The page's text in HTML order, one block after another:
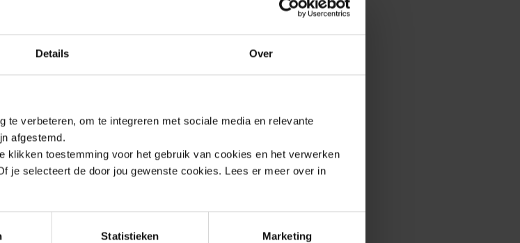
Details Over
te verbeteren, om te integreren met sociale media en relevante
afgestemd.
klikken toestemming voor het gebruik van cookies en het verwerken
je selecteert de door jou gewenste cookies. Lees er meer over in
Statistieken Marketing
Handbediende Schuifpoort 6 Links